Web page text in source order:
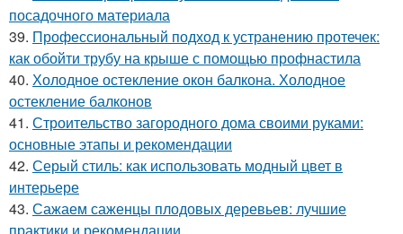
посадочного материала
39. Профессиональный подход к устранению протечек:
как обойти трубу на крыше с помощью профнастила
40. Холодное остекление окон балкона. Холодное
остекление балконов
41. Строительство загородного дома своими руками:
основные этапы и рекомендации
42. Серый стиль: как использовать модный цвет в
интерьере
43. Сажаем саженцы плодовых деревьев: лучшие